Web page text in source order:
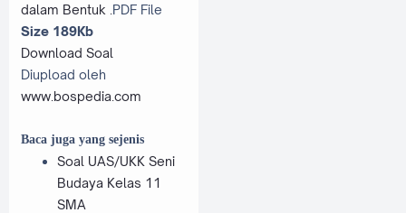
dalam Bentuk . PDF File
Size 189Kb
Download Soal
Diupload oleh
www.bospedia.com
Baca juga yang sejenis
Soal UAS/UKK Seni
Budaya Kelas 11
SMA